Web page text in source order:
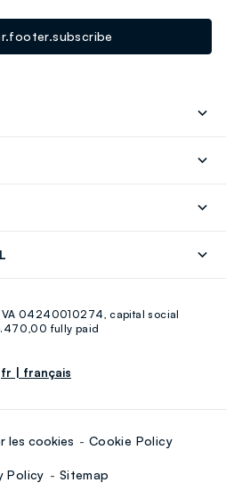
Linkedin
04240010274, capital social
fully paid
fr | français
les cookies Cookie Policy
Policy Sitemap